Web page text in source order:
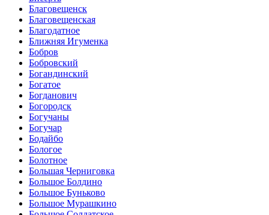
Благовещенск
Благовещенская
Благодатное
Ближняя Игуменка
Бобров
Бобровский
Богандинский
Богатое
Богданович
Богородск
Богучаны
Богучар
Бодайбо
Бологое
Болотное
Большая Черниговка
Большое Болдино
Большое Буньково
Большое Мурашкино